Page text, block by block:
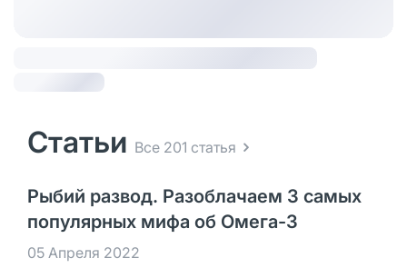
Статьи Все 201 статья
Рыбий развод. Разоблачаем 3 самых
популярных мифа об Омега-3
05 Апреля 2022